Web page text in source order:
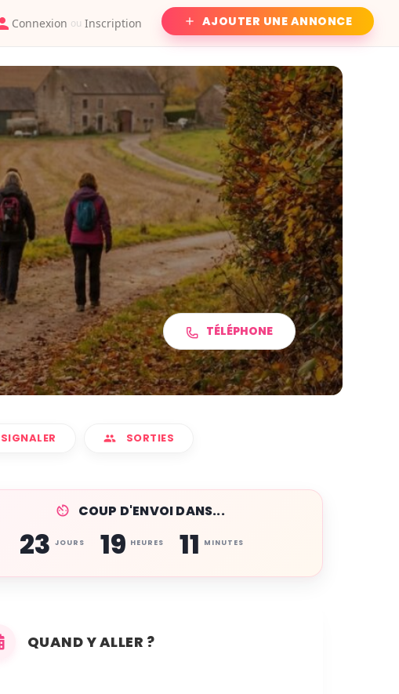
Connexion ou Inscription AJOUTER UNE ANNONCE
TÉLÉPHONE
SIGNALER SORTIES
COUP D'ENVOI DANS...
23 JOURS 19 HEURES 11 MINUTES
QUAND Y ALLER ?